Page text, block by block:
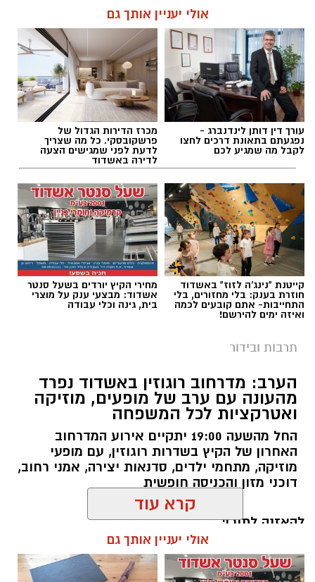
להאזנה לתוכן:
אלדה נתנאל / 10:10 07.08.26
תגים:פסטיבל תור הזהב אשדוד
צילום טוביה סגל
גולת הכותרת של הערב הייתה המופע המשותף של
ריטה ושירי מימון, שתי מהזמרות הבולטות
בישראל, שנפגשו על במה אחת בהפקת מקור
מיוחדת לפסטיבל. ריטה, המציינת 40 שנות קריירה,
אולי יעניין אותך גם
עורך דין דותן לינדנברג -
נפגעתם בתאונת דרכים לחצו
לקבל מה שמגיע לכם
מכרז הדירות הגדול של
פרשקובסקי. כל מה שצריך
לדעת לפני שמגישים הצעה
לדירה באשדוד
קייטנת "נינג'ה לזוז" באשדוד
חוזרת בענק: בלי מחזורים, בלי
התחייבות- אתם קובעים לכמה
ואיזה ימים להירשם!
מחירי הקיץ יורדים בשעל סנטר
אשדוד: מבצעי ענק על מוצרי
בית, גינה וכלי עבודה
תרבות ובידור
הערב: מדרחוב רוגוזין באשדוד נפרד
מהעונה עם ערב של מופעים, מוזיקה
ואטרקציות לכל המשפחה
החל מהשעה 19:00 יתקיים אירוע המדרחוב
האחרון של הקיץ בשדרות רוגוזין, עם מופעי
מוזיקה, מתחמי ילדים, סדנאות יצירה, אמני רחוב,
דוכני מזון והכניסה חופשית
להאזנה לתוכן: קרא עוד
אולי יעניין אותך גם